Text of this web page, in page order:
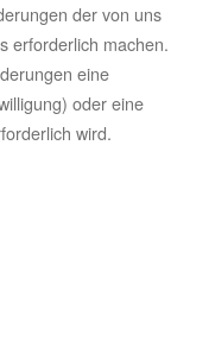
der von uns
erforderlich machen.
eine
oder eine
wird.